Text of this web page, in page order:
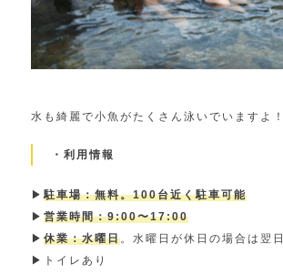
水も綺麗で小魚がたくさん泳いでいますよ！
・利用情報
▶︎ 駐車場：無料。100台近く駐車可能
▶︎ 営業時間：9:00〜17:00
▶︎ 休業：水曜日。水曜日が休日の場合は翌日
▶︎トイレあり